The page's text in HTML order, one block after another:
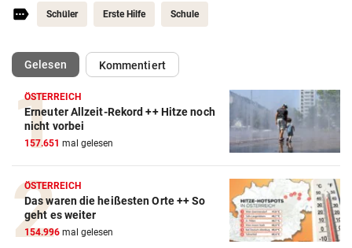
Schüler Erste Hilfe Schule
Gelesen(ausgewählt)Kommentiert
ÖSTERREICH
Erneuter Allzeit-Rekord ++ Hitze noch
nicht vorbei
157.651 mal gelesen
ÖSTERREICH
Das waren die heißesten Orte ++ So
geht es weiter
154.996 mal gelesen